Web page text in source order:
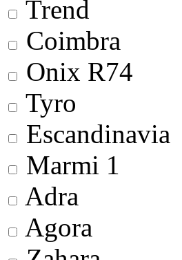
Trend
Coimbra
Onix R74
Tyro
Escandinavia
Marmi 1
Adra
Agora